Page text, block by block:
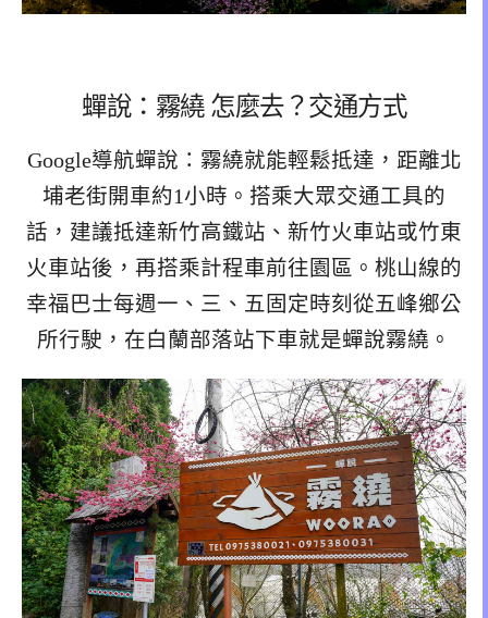
蟬說：霧繞 怎麼去？交通方式
Google導航蟬說：霧繞就能輕鬆抵達，距離北
埔老街開車約1小時。搭乘大眾交通工具的
話，建議抵達新竹高鐵站、新竹火車站或竹東
火車站後，再搭乘計程車前往園區。桃山線的
幸福巴士每週一、三、五固定時刻從五峰鄉公
所行駛，在白蘭部落站下車就是蟬說霧繞。